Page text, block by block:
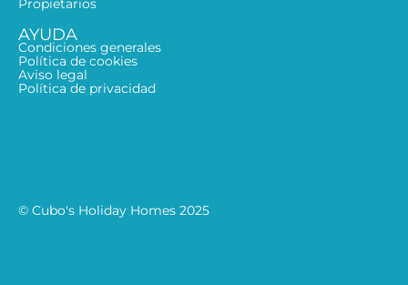
Propietarios
AYUDA
Condiciones generales
Política de cookies
Aviso legal
Política de privacidad
© Cubo's Holiday Homes 2025